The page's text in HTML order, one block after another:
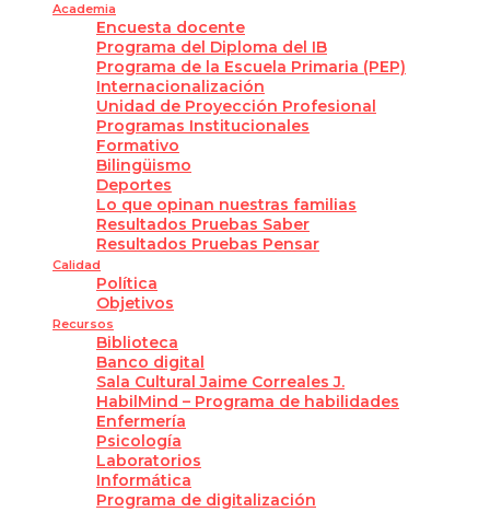
Academia
Encuesta docente
Programa del Diploma del IB
Programa de la Escuela Primaria (PEP)
Internacionalización
Unidad de Proyección Profesional
Programas Institucionales
Formativo
Bilingüismo
Deportes
Lo que opinan nuestras familias
Resultados Pruebas Saber
Resultados Pruebas Pensar
Calidad
Política
Objetivos
Recursos
Biblioteca
Banco digital
Sala Cultural Jaime Correales J.
HabilMind – Programa de habilidades
Enfermería
Psicología
Laboratorios
Informática
Programa de digitalización